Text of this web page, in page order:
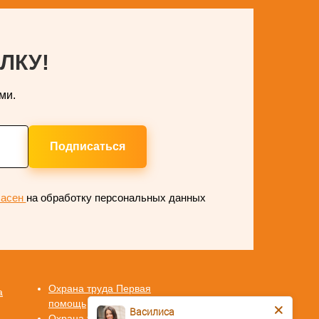
Подписаться
на обработку персональных данных
Охрана труда Первая
помощь
Василиса